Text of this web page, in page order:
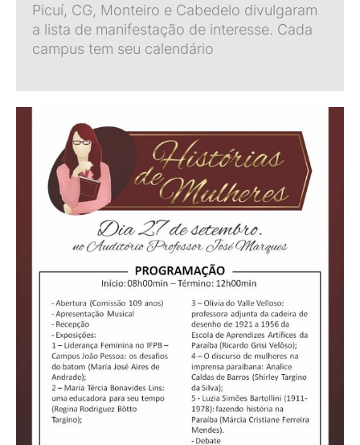
Picuí, CG, Monteiro e Cabedelo divulgaram
a lista de manifestação de interesse. Cada
campus tem seu calendário